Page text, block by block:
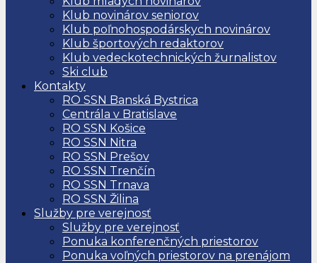
Klub novinárov seniorov
Klub poľnohospodárskych novinárov
Klub športových redaktorov
Klub vedeckotechnických žurnalistov
Ski club
Kontakty
RO SSN Banská Bystrica
Centrála v Bratislave
RO SSN Košice
RO SSN Nitra
RO SSN Prešov
RO SSN Trenčín
RO SSN Trnava
RO SSN Žilina
Služby pre verejnosť
Služby pre verejnosť
Ponuka konferenčných priestorov
Ponuka voľných priestorov na prenájom